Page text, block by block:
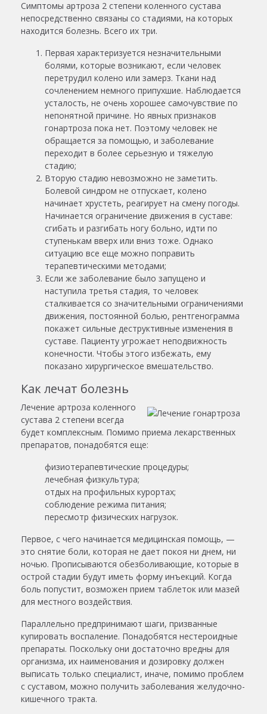
Симптомы артроза 2 степени коленного сустава
непосредственно связаны со стадиями, на которых
находится болезнь. Всего их три.
Первая характеризуется незначительными
болями, которые возникают, если человек
перетрудил колено или замерз. Ткани над
сочленением немного припухшие. Наблюдается
усталость, не очень хорошее самочувствие по
непонятной причине. Но явных признаков
гонартроза пока нет. Поэтому человек не
обращается за помощью, и заболевание
переходит в более серьезную и тяжелую
стадию;
Вторую стадию невозможно не заметить.
Болевой синдром не отпускает, колено
начинает хрустеть, реагирует на смену погоды.
Начинается ограничение движения в суставе:
сгибать и разгибать ногу больно, идти по
ступенькам вверх или вниз тоже. Однако
ситуацию все еще можно поправить
терапевтическими методами;
Если же заболевание было запущено и
наступила третья стадия, то человек
сталкивается со значительными ограничениями
движения, постоянной болью, рентгенограмма
покажет сильные деструктивные изменения в
суставе. Пациенту угрожает неподвижность
конечности. Чтобы этого избежать, ему
показано хирургическое вмешательство.
Как лечат болезнь
Лечение артроза коленного
сустава 2 степени всегда
будет комплексным. Помимо приема лекарственных
препаратов, понадобятся еще:
физиотерапевтические процедуры;
лечебная физкультура;
отдых на профильных курортах;
соблюдение режима питания;
пересмотр физических нагрузок.
Первое, с чего начинается медицинская помощь, —
это снятие боли, которая не дает покоя ни днем, ни
ночью. Прописываются обезболивающие, которые в
острой стадии будут иметь форму инъекций. Когда
боль попустит, возможен прием таблеток или мазей
для местного воздействия.
Параллельно предпринимают шаги, призванные
купировать воспаление. Понадобятся нестероидные
препараты. Поскольку они достаточно вредны для
организма, их наименования и дозировку должен
выписать только специалист, иначе, помимо проблем
с суставом, можно получить заболевания желудочно-
кишечного тракта.